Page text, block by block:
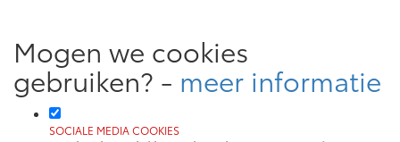
Mogen we cookies
gebruiken? - meer informatie
SOCIALE MEDIA COOKIES